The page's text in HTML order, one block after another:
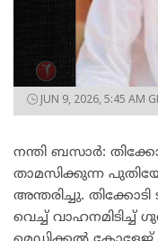
JUN 9, 2026, 5:45 AM
നന്തി ബസാർ:
താമസിക്കുന്ന
അന്തരിച്ചു.
വെച്ച് വാഹനമിടിച്ച്